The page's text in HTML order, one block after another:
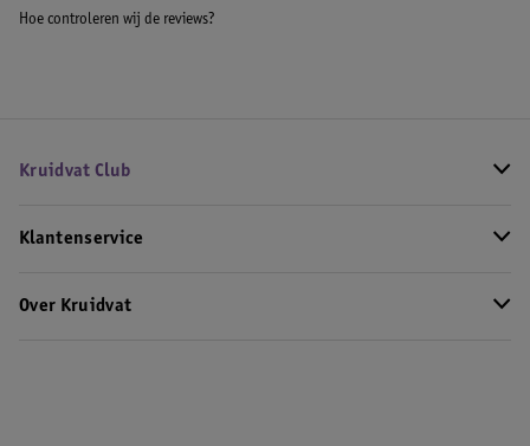
Hoe controleren wij de reviews?
Kruidvat Club
Klantenservice
Over Kruidvat